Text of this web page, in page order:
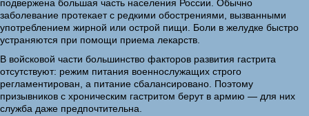
подвержена большая часть населения России. Обычно
заболевание протекает с редкими обострениями, вызванными
употреблением жирной или острой пищи. Боли в желудке быстро
устраняются при помощи приема лекарств.
В войсковой части большинство факторов развития гастрита
отсутствуют: режим питания военнослужащих строго
регламентирован, а питание сбалансировано. Поэтому
призывников с хроническим гастритом берут в армию — для них
служба даже предпочтительна.